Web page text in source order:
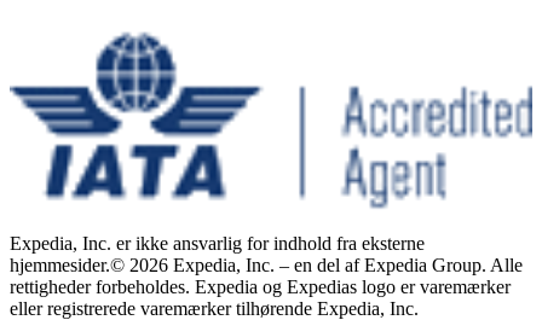
Expedia, Inc. er ikke ansvarlig for indhold fra eksterne
hjemmesider.© 2026 Expedia, Inc. – en del af Expedia Group. Alle
rettigheder forbeholdes. Expedia og Expedias logo er varemærker
eller registrerede varemærker tilhørende Expedia, Inc.